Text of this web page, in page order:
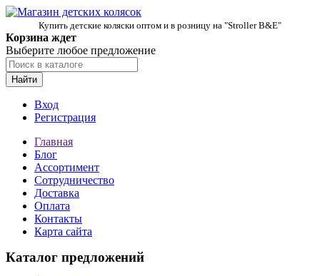
Купить детские коляски оптом и в розницу на "Stroller B&E"
Корзина ждет
Выберите любое предложение
Найти
Вход
Регистрация
Главная
Блог
Ассортимент
Сотрудничество
Доставка
Оплата
Контакты
Карта сайта
Каталог предложений